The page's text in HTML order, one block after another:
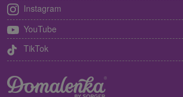
Instagram
YouTube
TikTok